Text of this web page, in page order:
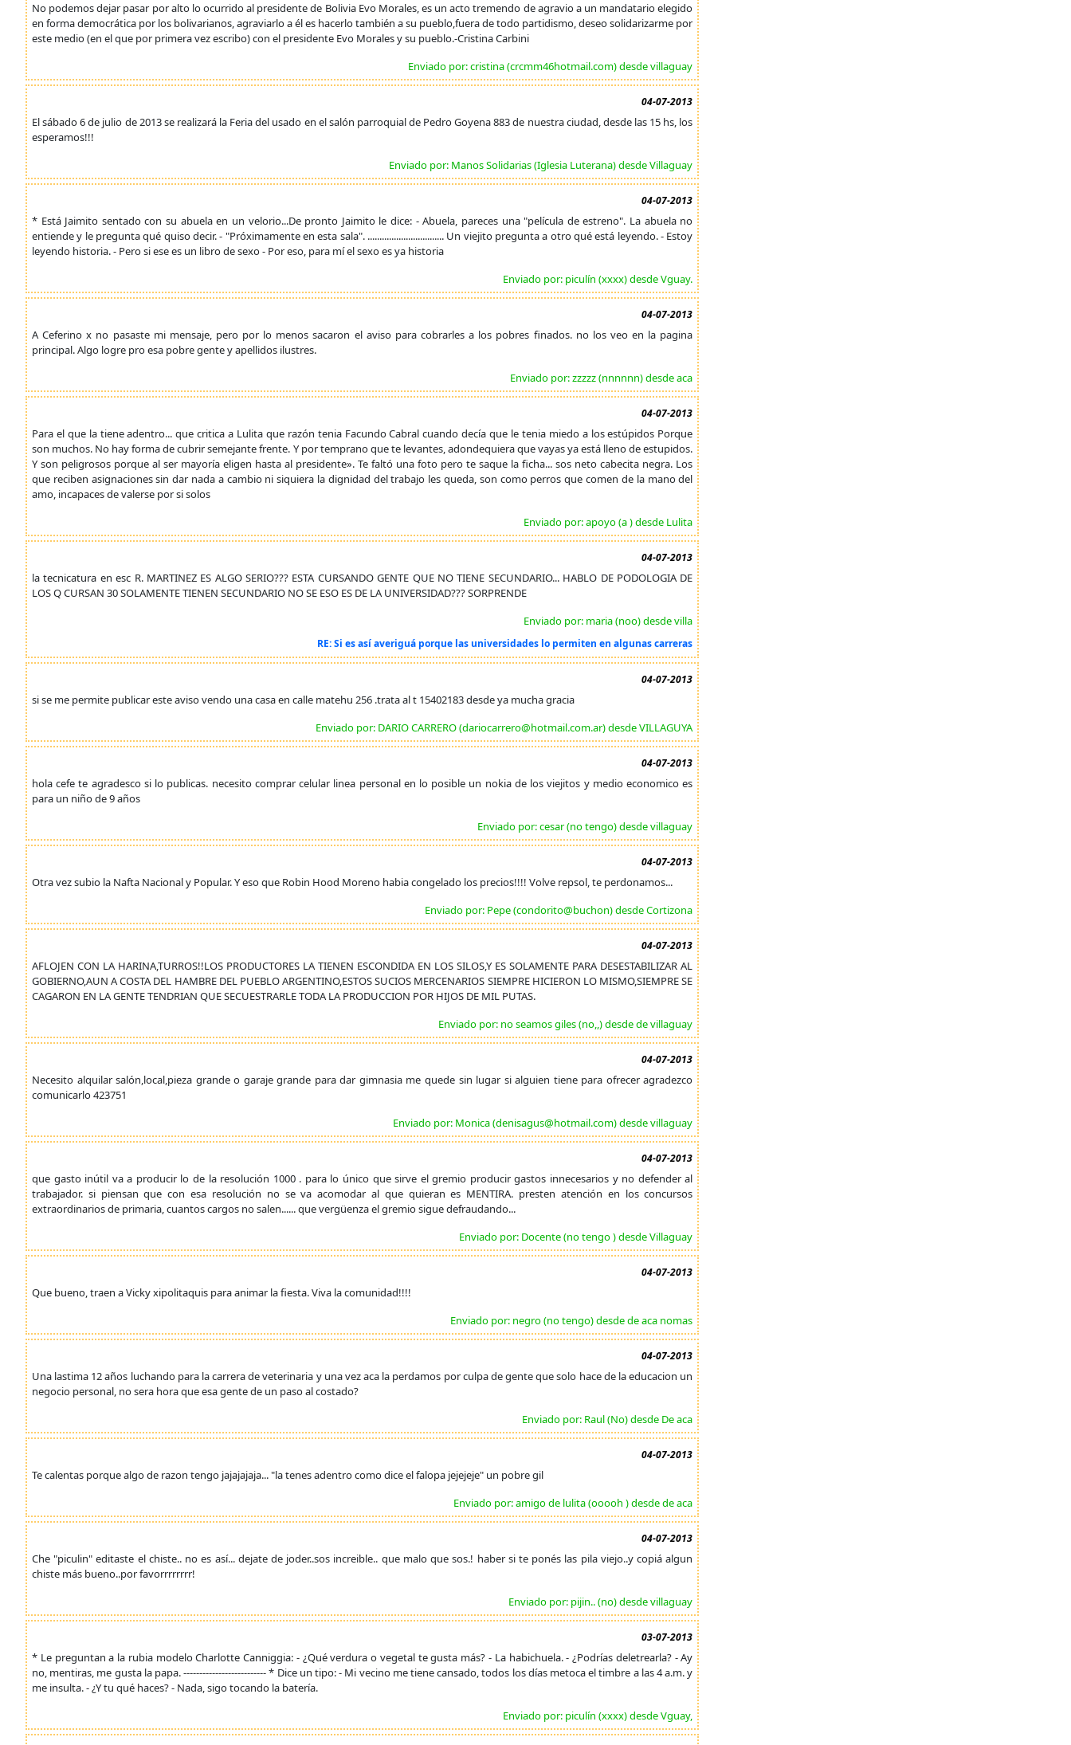
No podemos dejar pasar por alto lo ocurrido al presidente de Bolivia Evo Morales, es un acto tremendo de agravio a un mandatario elegido
en forma democrática por los bolivarianos, agraviarlo a él es hacerlo también a su pueblo,fuera de todo partidismo, deseo solidarizarme por
este medio (en el que por primera vez escribo) con el presidente Evo Morales y su pueblo.-Cristina Carbini
Enviado por: cristina (crcmm46hotmail.com) desde villaguay
04-07-2013
El sábado 6 de julio de 2013 se realizará la Feria del usado en el salón parroquial de Pedro Goyena 883 de nuestra ciudad, desde las 15 hs, los
esperamos!!!
Enviado por: Manos Solidarias (Iglesia Luterana) desde Villaguay
04-07-2013
* Está Jaimito sentado con su abuela en un velorio...De pronto Jaimito le dice: - Abuela, pareces una "película de estreno". La abuela no
entiende y le pregunta qué quiso decir. - "Próximamente en esta sala". ................................ Un viejito pregunta a otro qué está leyendo. - Estoy
leyendo historia. - Pero si ese es un libro de sexo - Por eso, para mí el sexo es ya historia
Enviado por: piculín (xxxx) desde Vguay.
04-07-2013
A Ceferino x no pasaste mi mensaje, pero por lo menos sacaron el aviso para cobrarles a los pobres finados. no los veo en la pagina
principal. Algo logre pro esa pobre gente y apellidos ilustres.
Enviado por: zzzzz (nnnnnn) desde aca
04-07-2013
Para el que la tiene adentro... que critica a Lulita que razón tenia Facundo Cabral cuando decía que le tenia miedo a los estúpidos Porque
son muchos. No hay forma de cubrir semejante frente. Y por temprano que te levantes, adondequiera que vayas ya está lleno de estupidos.
Y son peligrosos porque al ser mayoría eligen hasta al presidente». Te faltó una foto pero te saque la ficha... sos neto cabecita negra. Los
que reciben asignaciones sin dar nada a cambio ni siquiera la dignidad del trabajo les queda, son como perros que comen de la mano del
amo, incapaces de valerse por si solos
Enviado por: apoyo (a ) desde Lulita
04-07-2013
la tecnicatura en esc R. MARTINEZ ES ALGO SERIO??? ESTA CURSANDO GENTE QUE NO TIENE SECUNDARIO... HABLO DE PODOLOGIA DE
LOS Q CURSAN 30 SOLAMENTE TIENEN SECUNDARIO NO SE ESO ES DE LA UNIVERSIDAD??? SORPRENDE
Enviado por: maria (noo) desde villa
RE: Si es así averiguá porque las universidades lo permiten en algunas carreras
04-07-2013
si se me permite publicar este aviso vendo una casa en calle matehu 256 .trata al t 15402183 desde ya mucha gracia
Enviado por: DARIO CARRERO (dariocarrero@hotmail.com.ar) desde VILLAGUYA
04-07-2013
hola cefe te agradesco si lo publicas. necesito comprar celular linea personal en lo posible un nokia de los viejitos y medio economico es
para un niño de 9 años
Enviado por: cesar (no tengo) desde villaguay
04-07-2013
Otra vez subio la Nafta Nacional y Popular. Y eso que Robin Hood Moreno habia congelado los precios!!!! Volve repsol, te perdonamos...
Enviado por: Pepe (condorito@buchon) desde Cortizona
04-07-2013
AFLOJEN CON LA HARINA,TURROS!!LOS PRODUCTORES LA TIENEN ESCONDIDA EN LOS SILOS,Y ES SOLAMENTE PARA DESESTABILIZAR AL
GOBIERNO,AUN A COSTA DEL HAMBRE DEL PUEBLO ARGENTINO,ESTOS SUCIOS MERCENARIOS SIEMPRE HICIERON LO MISMO,SIEMPRE SE
CAGARON EN LA GENTE TENDRIAN QUE SECUESTRARLE TODA LA PRODUCCION POR HIJOS DE MIL PUTAS.
Enviado por: no seamos giles (no,,) desde de villaguay
04-07-2013
Necesito alquilar salón,local,pieza grande o garaje grande para dar gimnasia me quede sin lugar si alguien tiene para ofrecer agradezco
comunicarlo 423751
Enviado por: Monica (denisagus@hotmail.com) desde villaguay
04-07-2013
que gasto inútil va a producir lo de la resolución 1000 . para lo único que sirve el gremio producir gastos innecesarios y no defender al
trabajador. si piensan que con esa resolución no se va acomodar al que quieran es MENTIRA. presten atención en los concursos
extraordinarios de primaria, cuantos cargos no salen...... que vergüenza el gremio sigue defraudando...
Enviado por: Docente (no tengo ) desde Villaguay
04-07-2013
Que bueno, traen a Vicky xipolitaquis para animar la fiesta. Viva la comunidad!!!!
Enviado por: negro (no tengo) desde de aca nomas
04-07-2013
Una lastima 12 años luchando para la carrera de veterinaria y una vez aca la perdamos por culpa de gente que solo hace de la educacion un
negocio personal, no sera hora que esa gente de un paso al costado?
Enviado por: Raul (No) desde De aca
04-07-2013
Te calentas porque algo de razon tengo jajajajaja... "la tenes adentro como dice el falopa jejejeje" un pobre gil
Enviado por: amigo de lulita (ooooh ) desde de aca
04-07-2013
Che "piculin" editaste el chiste.. no es así... dejate de joder..sos increible.. que malo que sos.! haber si te ponés las pila viejo..y copiá algun
chiste más bueno..por favorrrrrrrr!
Enviado por: pijin.. (no) desde villaguay
03-07-2013
* Le preguntan a la rubia modelo Charlotte Canniggia: - ¿Qué verdura o vegetal te gusta más? - La habichuela. - ¿Podrías deletrearla? - Ay
no, mentiras, me gusta la papa. -------------------------- * Dice un tipo: - Mi vecino me tiene cansado, todos los días metoca el timbre a las 4 a.m. y
me insulta. - ¿Y tu qué haces? - Nada, sigo tocando la batería.
Enviado por: piculín (xxxx) desde Vguay,